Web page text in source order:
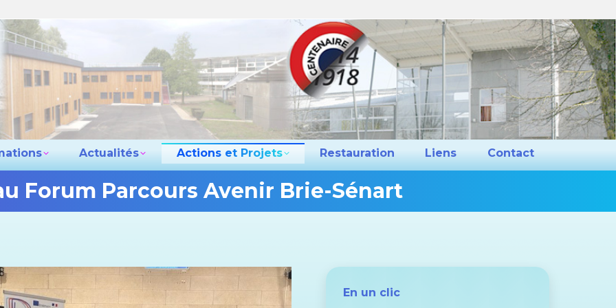
Actualités Actions et Projets Restauration Liens Contact
Forum Parcours Avenir Brie-Sénart
êtes
En un clic
lycée Actions et Projets Restauration Liens
Contact